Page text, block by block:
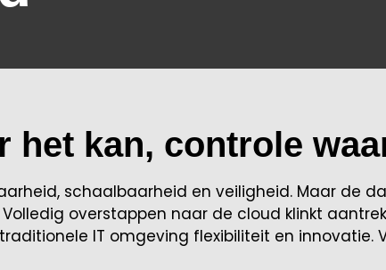
het kan, controle
schaalbaarheid en veiligheid. Maar de
overstappen naar de cloud klinkt
IT omgeving flexibiliteit en innovatie.